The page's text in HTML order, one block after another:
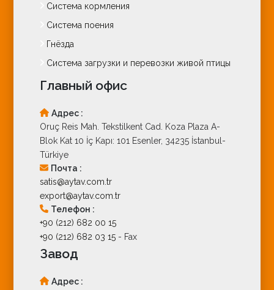
Система кормления
Система поения
Гнёзда
Система загрузки и перевозки живой птицы
Главный офис
Адрес :
Oruç Reis Mah. Tekstilkent Cad. Koza Plaza A-
Blok Kat 10 İç Kapı: 101 Esenler, 34235 İstanbul-
Türkiye
Почта :
satis@aytav.com.tr
export@aytav.com.tr
Телефон :
+90 (212) 682 00 15
+90 (212) 682 03 15- Fax
Завод
Адрес :